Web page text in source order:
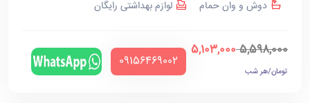
دوش و وان حمام
لوازم بهداشتی رایگان
5,598,000
5,103,000
تومان/هر شب
‪09156469002‬